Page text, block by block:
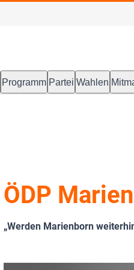
Programm Partei Wahlen
ÖDP
„Werden Marienborn